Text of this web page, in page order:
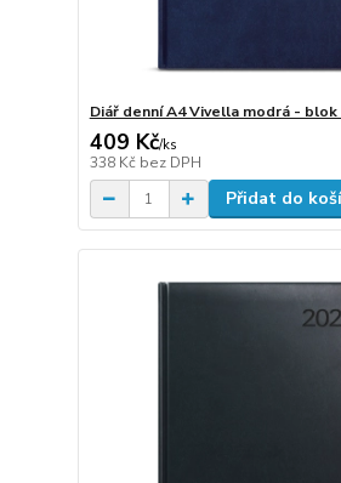
Diář denní A4 Vivella modrá - blok
409 Kč/ks
338 Kč bez DPH
Přidat do